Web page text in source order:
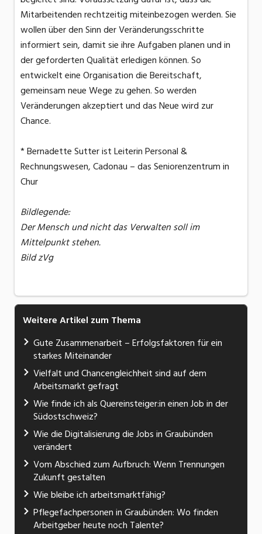
Mitarbeitenden rechtzeitig miteinbezogen werden. Sie
wollen über den Sinn der Veränderungsschritte
informiert sein, damit sie ihre Aufgaben planen und in
der geforderten Qualität erledigen können. So
entwickelt eine Organisation die Bereitschaft,
gemeinsam neue Wege zu gehen. So werden
Veränderungen akzeptiert und das Neue wird zur
Chance.
* Bernadette Sutter ist Leiterin Personal &
Rechnungswesen, Cadonau – das Seniorenzentrum in
Chur
Bildlegende:
Der Mensch und nicht das Verwalten soll im
Mittelpunkt stehen.
Bild zVg
Weitere Artikel zum Thema
Gute Zusammenarbeit – Erfolgsfaktoren für ein
starkes Miteinander
Vielfalt und Chancengleichheit sind auf dem
Arbeitsmarkt gefragt
Wie finde ich als Quereinsteiger:in einen Job in der
Südostschweiz?
Wie die Digitalisierung die Jobs in Graubünden
verändert
Vom Abschied zum Aufbruch: Wenn Trennungen
Zukunft gestalten
Wie bleibe ich arbeitsmarktfähig?
Pflegefachpersonen in Graubünden: Wo finden
Arbeitgeber heute noch Talente?